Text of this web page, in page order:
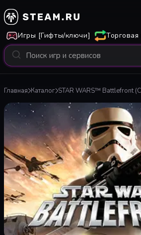
Игры [Гифты/ключи]
Главная Каталог STAR WARS™ Battlefront